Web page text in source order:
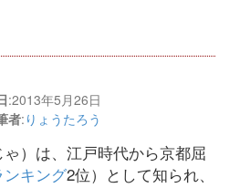
:2013年5月26日
者: りょうたろう
ゃ）は、江戸時代から京都屈
キング2位）として知られ、